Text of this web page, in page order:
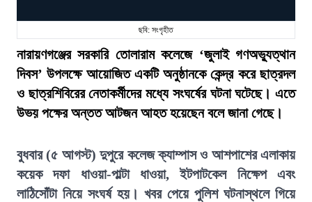
ছবি: সংগৃহীত
নারায়ণগঞ্জের সরকারি তোলারাম কলেজে ‘জুলাই গণঅভ্যুত্থান
দিবস’ উপলক্ষে আয়োজিত একটি অনুষ্ঠানকে কেন্দ্র করে ছাত্রদল
ও ছাত্রশিবিরের নেতাকর্মীদের মধ্যে সংঘর্ষের ঘটনা ঘটেছে। এতে
উভয় পক্ষের অন্তত আটজন আহত হয়েছেন বলে জানা গেছে।
বুধবার (৫ আগস্ট) দুপুরে কলেজ ক্যাম্পাস ও আশপাশের এলাকায়
কয়েক দফা ধাওয়া-পাল্টা ধাওয়া, ইটপাটকেল নিক্ষেপ এবং
লাঠিসোঁটা নিয়ে সংঘর্ষ হয়। খবর পেয়ে পুলিশ ঘটনাস্থলে গিয়ে